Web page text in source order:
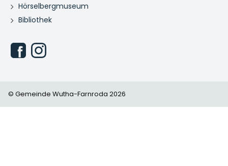
Hörselbergmuseum
Bibliothek
© Gemeinde Wutha-Farnroda 2026